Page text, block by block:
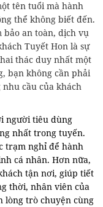
tên tuổi mà hành
thể không biết đến.
bảo an toàn, dịch vụ
Tuyết Hon là sự
thác duy nhất một
bạn không cần phải
cầu của khách
người tiêu dùng
nhất trong tuyến.
trạm nghỉ để hành
cá nhân. Hơn nữa,
tận nơi, giúp tiết
thời, nhân viên của
lòng trò chuyện cùng